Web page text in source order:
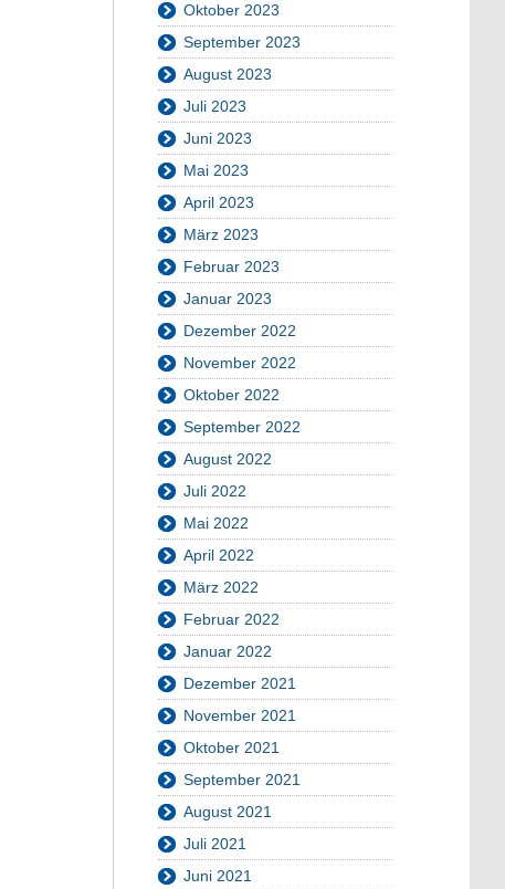
Oktober 2023
September 2023
August 2023
Juli 2023
Juni 2023
Mai 2023
April 2023
März 2023
Februar 2023
Januar 2023
Dezember 2022
November 2022
Oktober 2022
September 2022
August 2022
Juli 2022
Mai 2022
April 2022
März 2022
Februar 2022
Januar 2022
Dezember 2021
November 2021
Oktober 2021
September 2021
August 2021
Juli 2021
Juni 2021